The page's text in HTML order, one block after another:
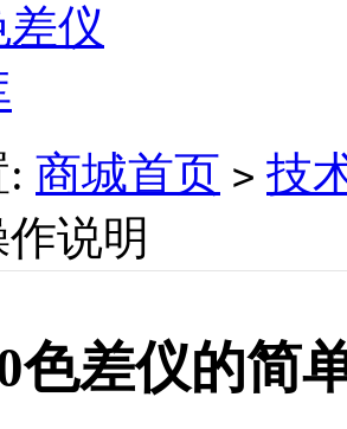
仪
商城首页 > 技
说明
色差仪的简